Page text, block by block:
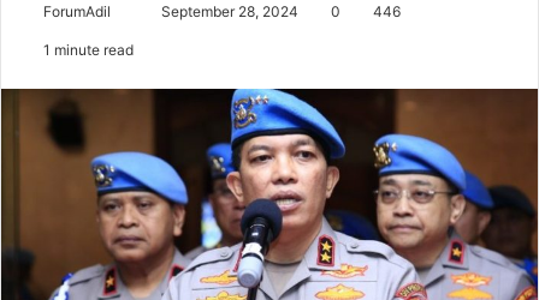
ForumAdil September 28, 2024 0 446
1 minute read